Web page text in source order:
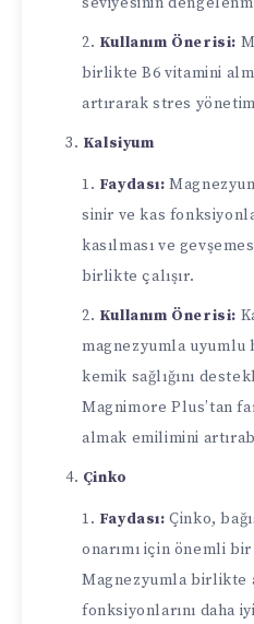
Kullanım Önerisi:
birlikte B6 vitamini
artırarak stres
Kalsiyum
Faydası:
sinir ve kas
kasılması ve
birlikte çalışır.
Kullanım Önerisi:
magnezyumla uyumlu
kemik sağlığını
Magnimore Plus’tan
almak emilimini
Çinko
Faydası: Çinko,
onarımı için önemli
Magnezyumla birlikte
fonksiyonlarını daha